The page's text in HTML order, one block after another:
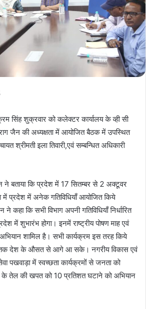
सिंह शुक्रवार को कलेक्टर कार्यालय के व्ही सी
जैन की अध्यक्षता में आयोजित बैठक में उपस्थित
श्रीमती इला तिवारी,एवं सम्बन्धित अधिकारी
बताया कि प्रदेश में 17 सितम्बर से 2 अक्टूवर
प्रदेश में अनेक गतिविधियाँ आयोजित किये
कहा कि सभी विभाग अपनी गतिविधियाँ निर्धारित
में शुभारंभ होगा। इनमें राष्ट्रीय पोषण माह एवं
शामिल है। सभी कार्यक्रम इस तरह किये
तक देश के औसत से आगे आ सके। नगरीय विकास एवं
पखवाड़ा में स्वच्छता कार्यक्रमों से जनता को
तेल की खपत को 10 प्रतिशत घटाने को अभियान